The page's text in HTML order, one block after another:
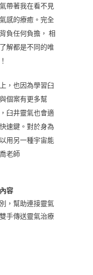
帶著我在看不見
感的療癒。完全
負任何負擔， 相
解都是不同的唯
，也因為學習臼
個案有更多幫
臼井靈氣也會適
速鍵。對於身為
用另一種宇宙能
老師
容
，幫助連接靈氣
手傳送靈氣治療